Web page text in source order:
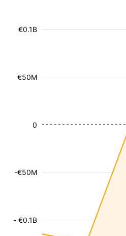
- €0.1B
-€50M
€50M
€0.1B
0